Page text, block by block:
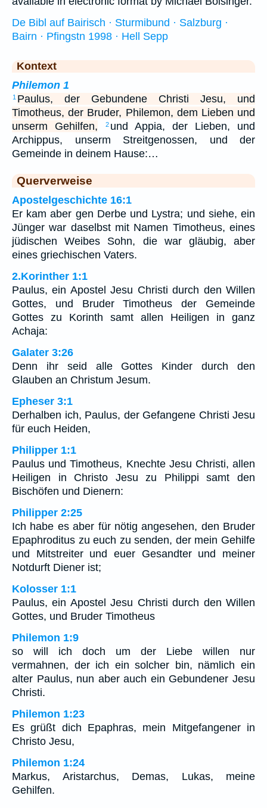
De Bibl auf Bairisch · Sturmibund · Salzburg ·
Bairn · Pfingstn 1998 · Hell Sepp
Kontext
Philemon 1
1 Paulus, der Gebundene Christi Jesu, und
Timotheus, der Bruder, Philemon, dem Lieben und
unserm Gehilfen,
2 und Appia, der Lieben, und
Archippus, unserm Streitgenossen, und der
Gemeinde in deinem Hause:…
Querverweise
Apostelgeschichte 16:1
Er kam aber gen Derbe und Lystra; und siehe, ein
Jünger war daselbst mit Namen Timotheus, eines
jüdischen Weibes Sohn, die war gläubig, aber
eines griechischen Vaters.
2.Korinther 1:1
Paulus, ein Apostel Jesu Christi durch den Willen
Gottes, und Bruder Timotheus der Gemeinde
Gottes zu Korinth samt allen Heiligen in ganz
Achaja:
Galater 3:26
Denn ihr seid alle Gottes Kinder durch den
Glauben an Christum Jesum.
Epheser 3:1
Derhalben ich, Paulus, der Gefangene Christi Jesu
für euch Heiden,
Philipper 1:1
Paulus und Timotheus, Knechte Jesu Christi, allen
Heiligen in Christo Jesu zu Philippi samt den
Bischöfen und Dienern:
Philipper 2:25
Ich habe es aber für nötig angesehen, den Bruder
Epaphroditus zu euch zu senden, der mein Gehilfe
und Mitstreiter und euer Gesandter und meiner
Notdurft Diener ist;
Kolosser 1:1
Paulus, ein Apostel Jesu Christi durch den Willen
Gottes, und Bruder Timotheus
Philemon 1:9
so will ich doch um der Liebe willen nur
vermahnen, der ich ein solcher bin, nämlich ein
alter Paulus, nun aber auch ein Gebundener Jesu
Christi.
Philemon 1:23
Es grüßt dich Epaphras, mein Mitgefangener in
Christo Jesu,
Philemon 1:24
Markus, Aristarchus, Demas, Lukas, meine
Gehilfen.